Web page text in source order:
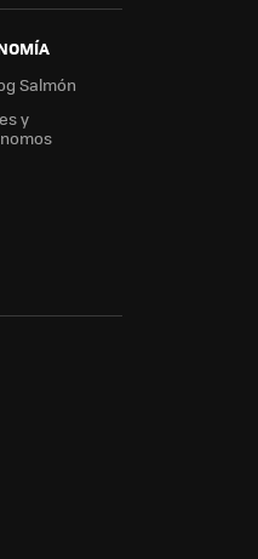
Salmón
y